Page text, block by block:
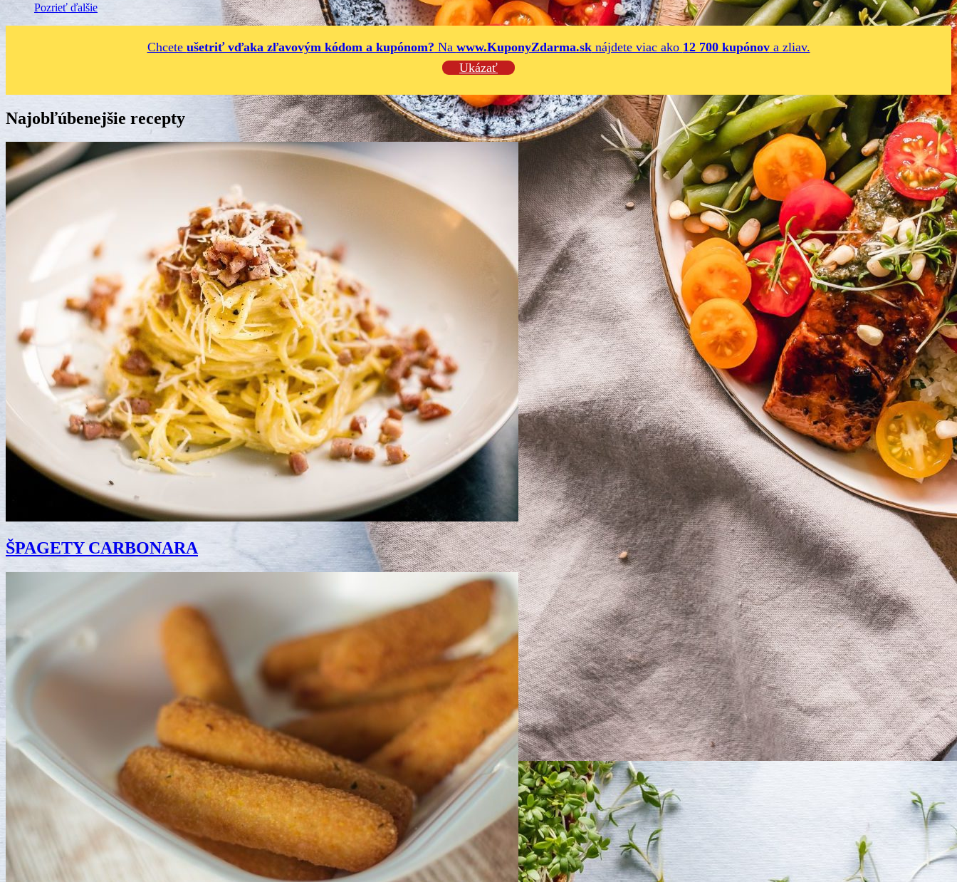
Pozrieť ďalšie
Chcete ušetriť vďaka zľavovým kódom a kupónom? Na www.KuponyZdarma.sknájdete viac ako 12 700 kupónova zliav.
Ukázať
Najobľúbenejšie recepty
ŠPAGETY CARBONARA